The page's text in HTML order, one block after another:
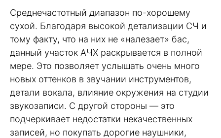
Среднечастотный диапазон по-хорошему
сухой. Благодаря высокой детализации СЧ и
тому факту, что на них не «налезает» бас,
данный участок АЧХ раскрывается в полной
мере. Это позволяет услышать очень много
новых оттенков в звучании инструментов,
детали вокала, влияние окружения на студии
звукозаписи. С другой стороны — это
подчеркивает недостатки некачественных
записей, но покупать дорогие наушники,